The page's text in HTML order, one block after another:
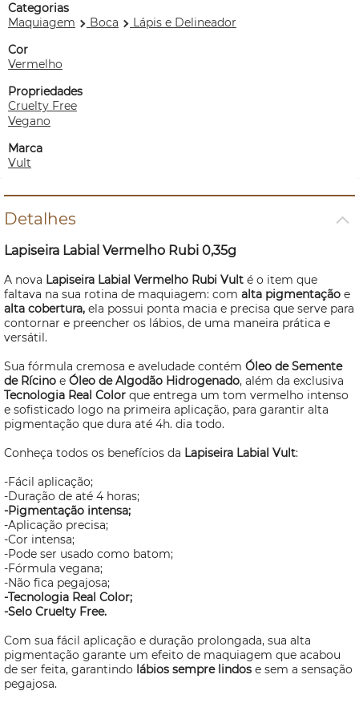
Categorias
Maquiagem
Boca
Lápis e Delineador
Cor
Vermelho
Propriedades
Cruelty Free
Vegano
Marca
Vult
Detalhes
Lapiseira Labial Vermelho Rubi 0,35g
A nova Lapiseira Labial Vermelho Rubi Vult é o item que
faltava na sua rotina de maquiagem: com alta pigmentação e
alta cobertura, ela possui ponta macia e precisa que serve para
contornar e preencher os lábios, de uma maneira prática e
versátil.
Sua fórmula cremosa e aveludade contém Óleo de Semente
de Rícino e Óleo de Algodão Hidrogenado, além da exclusiva
Tecnologia Real Color que entrega um tom vermelho intenso
e sofisticado logo na primeira aplicação, para garantir alta
pigmentação que dura até 4h. dia todo.
Conheça todos os benefícios da Lapiseira Labial Vult:
-Fácil aplicação;
-Duração de até 4 horas;
-Pigmentação intensa;
-Aplicação precisa;
-Cor intensa;
-Pode ser usado como batom;
-Fórmula vegana;
-Não fica pegajosa;
-Tecnologia Real Color;
-Selo Cruelty Free.
Com sua fácil aplicação e duração prolongada, sua alta
pigmentação garante um efeito de maquiagem que acabou
de ser feita, garantindo lábios sempre lindos e sem a sensação
pegajosa.